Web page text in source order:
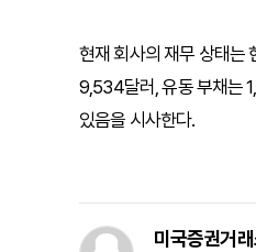
현재 회사의 재무 상태는
9,534달러, 유동 부채는
있음을 시사한다.
미국증권거